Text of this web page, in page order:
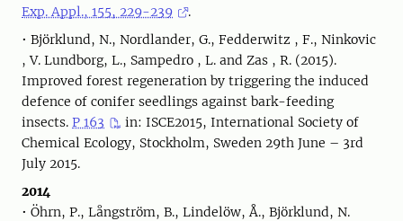
Exp. Appl., 155, 229-239
.
• Björklund, N., Nordlander, G., Fedderwitz , F., Ninkovic
, V. Lundborg, L., Sampedro , L. and Zas , R. (2015).
Improved forest regeneration by triggering the induced
defence of conifer seedlings against bark-feeding
insects. P 163
in: ISCE2015, International Society of
Chemical Ecology, Stockholm, Sweden 29th June – 3rd
July 2015.
2014
• Öhrn, P., Långström, B., Lindelöw, Å., Björklund, N.